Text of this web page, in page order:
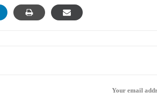
Your email